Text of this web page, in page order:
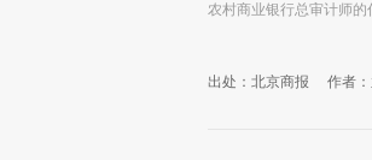
农村商业银行总审计师的
出处：北京商报 作者